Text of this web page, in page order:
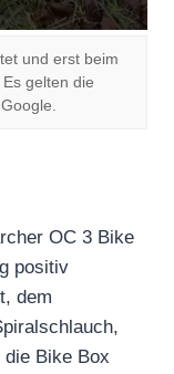
und erst beim
gelten die
OC 3 Bike
positiv
dem
Bike Box